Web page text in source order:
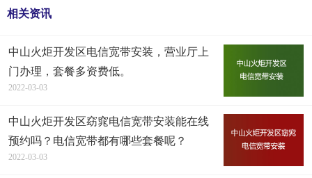
相关资讯
中山火炬开发区电信宽带安装，营业厅上
门办理，套餐多资费低。
2022-03-03
中山火炬开发区窈窕电信宽带安装能在线
预约吗？电信宽带都有哪些套餐呢？
2022-03-03